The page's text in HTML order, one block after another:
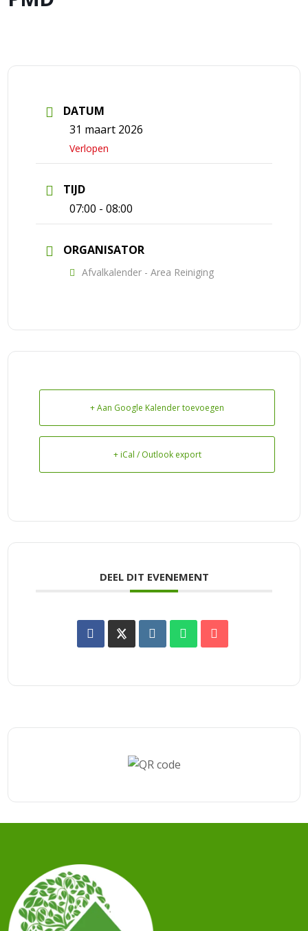
DATUM
31 maart 2026
Verlopen
TIJD
07:00 - 08:00
ORGANISATOR
Afvalkalender - Area Reiniging
+ Aan Google Kalender toevoegen
+ iCal / Outlook export
DEEL DIT EVENEMENT